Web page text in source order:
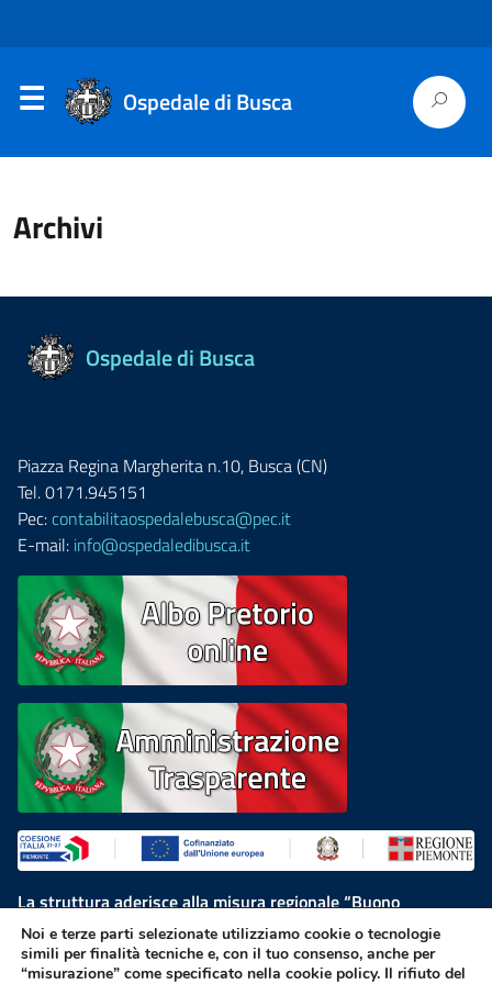
Ospedale di Busca
Archivi
Ospedale di Busca
Piazza Regina Margherita n.10, Busca (CN)
Tel. 0171.945151
Pec: contabilitaospedalebusca@pec.it
E-mail: info@ospedaledibusca.it
La struttura aderisce alla misura regionale “Buono
Residenzialità”, finanziata dal Programma Regionale Fondo
Sociale Europeo Plus 2021-2027
Noi e terze parti selezionate utilizziamo cookie o tecnologie
simili per finalità tecniche e, con il tuo consenso, anche per
“misurazione” come specificato nella cookie policy. Il rifiuto del